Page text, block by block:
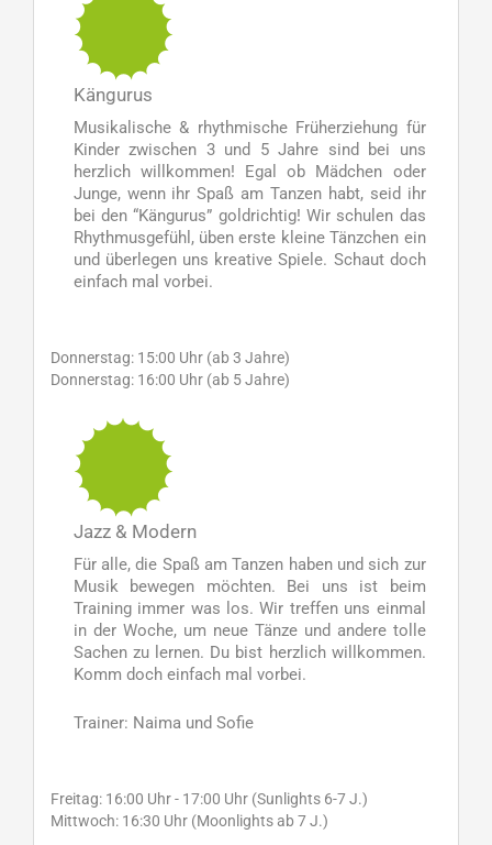
Kängurus
Musikalische & rhythmische Früherziehung für
Kinder zwischen 3 und 5 Jahre sind bei uns
herzlich willkommen! Egal ob Mädchen oder
Junge, wenn ihr Spaß am Tanzen habt, seid ihr
bei den “Kängurus” goldrichtig! Wir schulen das
Rhythmusgefühl, üben erste kleine Tänzchen ein
und überlegen uns kreative Spiele. Schaut doch
einfach mal vorbei.
Donnerstag: 15:00 Uhr (ab 3 Jahre)
Donnerstag: 16:00 Uhr (ab 5 Jahre)
Jazz & Modern
Für alle, die Spaß am Tanzen haben und sich zur
Musik bewegen möchten. Bei uns ist beim
Training immer was los. Wir treffen uns einmal
in der Woche, um neue Tänze und andere tolle
Sachen zu lernen. Du bist herzlich willkommen.
Komm doch einfach mal vorbei.
Trainer: Naima und Sofie
Freitag: 16:00 Uhr - 17:00 Uhr (Sunlights 6-7 J.)
Mittwoch: 16:30 Uhr (Moonlights ab 7 J.)